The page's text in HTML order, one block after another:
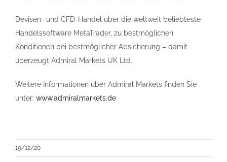
Devisen- und CFD-Handel über die weltweit beliebteste
Handelssoftware MetaTrader, zu bestmöglichen
Konditionen bei bestmöglicher Absicherung – damit
überzeugt Admiral Markets UK Ltd.
Weitere Informationen über Admiral Markets finden Sie
unter: www.admiralmarkets.de
19/12/20